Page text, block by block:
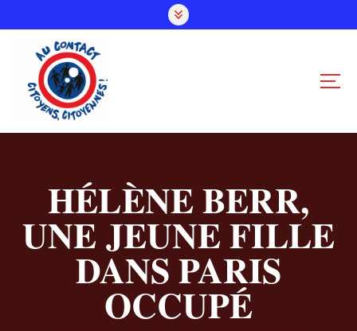
o
HÉLÈNE BERR,
UNE JEUNE FILLE
DANS PARIS
OCCUPÉ